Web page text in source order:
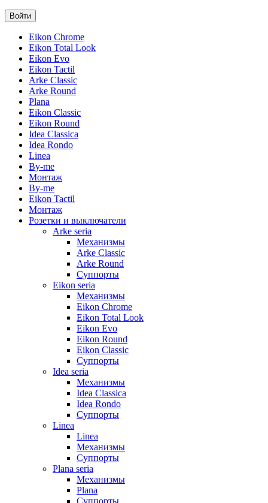
Eikon Chrome
Eikon Total Look
Eikon Evo
Eikon Tactil
Arke Classic
Arke Round
Plana
Eikon Classic
Eikon Round
Idea Classica
Idea Rondo
Linea
By-me
Монтаж
By-me
Eikon Tactil
Монтаж
Розетки и выключатели
Arke seria
Механизмы
Arke Classic
Arke Round
Суппорты
Eikon seria
Механизмы
Eikon Chrome
Eikon Total Look
Eikon Evo
Eikon Round
Eikon Classic
Суппорты
Idea seria
Механизмы
Idea Classica
Idea Rondo
Суппорты
Linea
Linea
Механизмы
Суппорты
Plana seria
Механизмы
Plana
Суппорты